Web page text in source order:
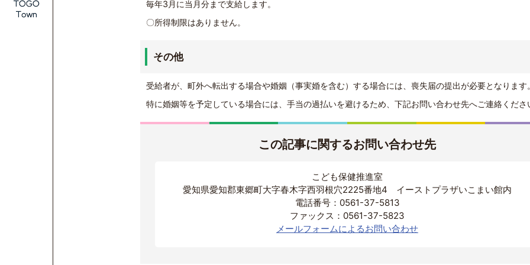
毎年3月に当月分まで支給します。
〇所得制限はありません。
その他
受給者が、町外へ転出する場合や婚姻（事実婚を含む）する場合には、喪失届の提出が必要となります
特に婚姻等を予定している場合には、手当の過払いを避けるため、下記お問い合わせ先へご連絡くださ
この記事に関するお問い合わせ先
こども保健推進室
愛知県愛知郡東郷町大字春木字西羽根穴2225番地4 イーストプラザいこまい館内
電話番号：0561-37-5813
ファックス：0561-37-5823
メールフォームによるお問い合わせ